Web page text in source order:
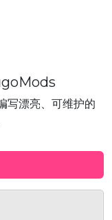
写漂亮、可维护的